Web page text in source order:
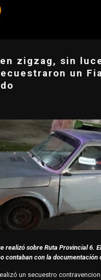
zigzag, sin
un
realizó sobre Ruta Provincial 6.
contaban con la documentación
un secuestro